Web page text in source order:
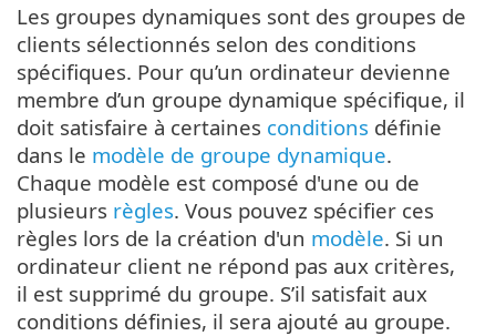
Les groupes dynamiques sont des groupes de
clients sélectionnés selon des conditions
spécifiques. Pour qu’un ordinateur devienne
membre d’un groupe dynamique spécifique, il
doit satisfaire à certaines conditions définie
dans le modèle de groupe dynamique.
Chaque modèle est composé d'une ou de
plusieurs règles. Vous pouvez spécifier ces
règles lors de la création d'un modèle. Si un
ordinateur client ne répond pas aux critères,
il est supprimé du groupe. S’il satisfait aux
conditions définies, il sera ajouté au groupe.